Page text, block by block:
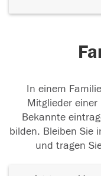
In einem
Mitglieder einer
Bekannte
bilden. Bleiben Sie
und tragen